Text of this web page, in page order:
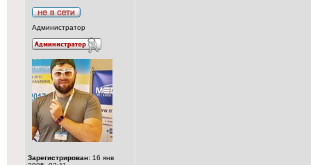
Администратор
Зарегистрирован: 16 янв